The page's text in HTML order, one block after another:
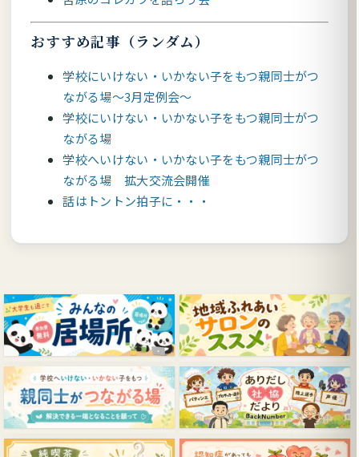
おすすめ記事（ランダム）
学校にいけない・いかない子をもつ親同士がつ
ながる場～3月定例会～
学校にいけない・いかない子をもつ親同士がつ
ながる場
学校へいけない・いかない子をもつ親同士がつ
ながる場 拡大交流会開催
話はトントン拍子に・・・